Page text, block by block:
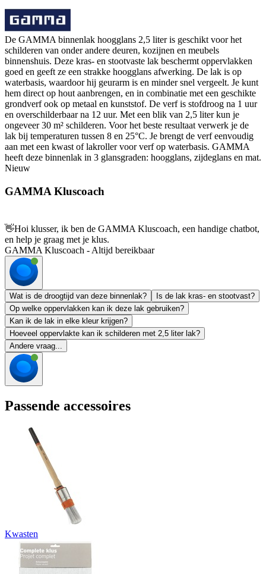
De GAMMA binnenlak hoogglans 2,5 liter is geschikt voor het
schilderen van onder andere deuren, kozijnen en meubels
binnenshuis. Deze kras- en stootvaste lak beschermt oppervlakken
goed en geeft ze een strakke hoogglans afwerking. De lak is op
waterbasis, waardoor hij geurarm is en minder snel vergeelt. Je kunt
hem direct op hout aanbrengen, en in combinatie met een geschikte
grondverf ook op metaal en kunststof. De verf is stofdroog na 1 uur
en overschilderbaar na 12 uur. Met een blik van 2,5 liter kun je
ongeveer 30 m² schilderen. Voor het beste resultaat verwerk je de
lak bij temperaturen tussen 8 en 25°C. Je brengt de verf eenvoudig
aan met een kwast of lakroller voor verf op waterbasis. GAMMA
heeft deze binnenlak in 3 glansgraden: hoogglans, zijdeglans en mat.
Nieuw
GAMMA Kluscoach
👋Hoi klusser, ik ben de GAMMA Kluscoach, een handige chatbot,
en help je graag met je klus.
GAMMA Kluscoach - Altijd bereikbaar
Wat is de droogtijd van deze binnenlak?
Is de lak kras- en stootvast?
Op welke oppervlakken kan ik deze lak gebruiken?
Kan ik de lak in elke kleur krijgen?
Hoeveel oppervlakte kan ik schilderen met 2,5 liter lak?
Andere vraag...
Passende accessoires
Kwasten